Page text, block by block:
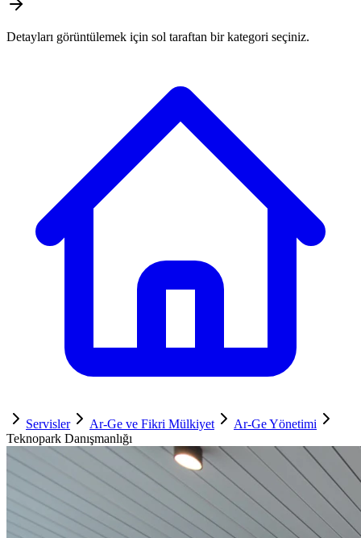
Detayları görüntülemek için sol taraftan bir kategori seçiniz.
Servisler Ar-Ge ve Fikri Mülkiyet
Ar-Ge Yönetimi
Teknopark Danışmanlığı